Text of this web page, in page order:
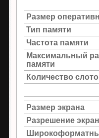
Размер
Тип памяти
Частота памяти
Максимальный
памяти
Количество
Размер экрана
Разрешение